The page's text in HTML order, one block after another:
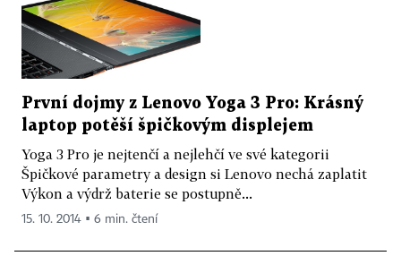
První dojmy z Lenovo Yoga 3 Pro: Krásný
laptop potěší špičkovým displejem
Yoga 3 Pro je nejtenčí a nejlehčí ve své kategorii
Špičkové parametry a design si Lenovo nechá zaplatit
Výkon a výdrž baterie se postupně...
15. 10. 2014 ▪ 6 min. čtení